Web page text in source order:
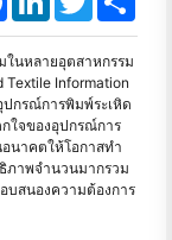
ในหลายอุตสาหกรรม
Textile Information
กรณ์การพิมพ์ระเหิด
ใจของอุปกรณ์การ
นาคตให้โอกาสทำ
ภาพจำนวนมากรวม
บสนองความต้องการ